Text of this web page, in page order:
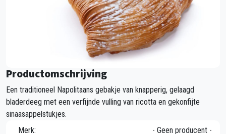
Productomschrijving
Een traditioneel Napolitaans gebakje van knapperig, gelaagd
bladerdeeg met een verfijnde vulling van ricotta en gekonfijte
sinaasappelstukjes.
Merk:
- Geen producent -